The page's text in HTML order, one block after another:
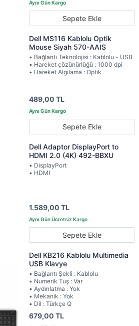
Sepete Ekle
Dell MS116 Kablolu Optik
Mouse Siyah 570-AAIS
• Bağlantı Teknolojisi : Kablolu - USB
• Hareket çözünürlüğü : 1000 dpi
• Hareket Algılama : Optik
489,00 TL
Sepete Ekle
Dell Adaptor DisplayPort to
HDMI 2.0 (4K) 492-BBXU
• DisplayPort
• HDMI
1.589,00 TL
Sepete Ekle
Dell KB216 Kablolu Multimedia
USB Klavye
• Bağlantı Şekli : Kablolu
• Numerik Tuş : Var
• Aydınlatma : Yok
• Mekanik : Yok
• Dil : Türkçe Q
679,00 TL